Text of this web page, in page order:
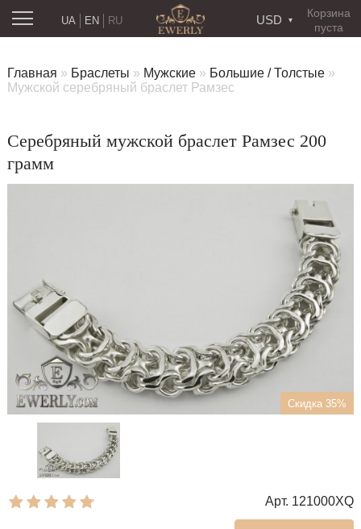
Корзина
пуста
USD
RU
UA EN
Главная » Браслеты » Мужские » Большие / Толстые »
Мужской серебряный браслет Рамзес
Серебряный мужской браслет Рамзес 200
грамм
Скидка 35%
Арт. 121000XQ